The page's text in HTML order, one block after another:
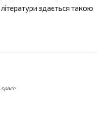
здається такою